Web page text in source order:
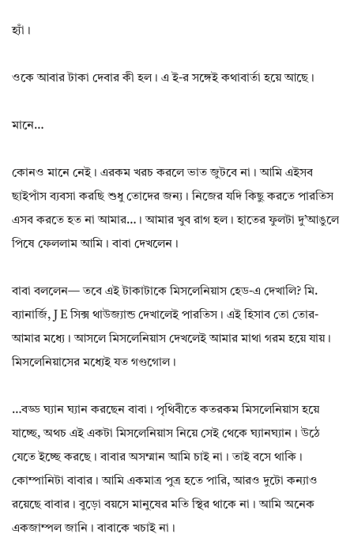
হ্যাঁ।
ওকে আবার টাকা দেবার কী হল। এ ই-র সঙ্গেই কথাবার্তা হয়ে আছে।
মানে…
কোনও মানে নেই। এরকম খরচ করলে ভাত জুটবে না। আমি এইসব
ছাইপাঁস ব্যবসা করছি শুধু তোদের জন্য। নিজের যদি কিছু করতে পারতিস
এসব করতে হত না আমার…। আমার খুব রাগ হল। হাতের ফুলটা দু’আঙুলে
পিষে ফেললাম আমি। বাবা দেখলেন।
বাবা বললেন— তবে এই টাকাটাকে মিসলেনিয়াস হেড-এ দেখালি? মি.
ব্যানার্জি, J E সিক্স থাউজ্যান্ড দেখালেই পারতিস। এই হিসাব তো তোর-
আমার মধ্যে। আসলে মিসলেনিয়াস দেখলেই আমার মাথা গরম হয়ে যায়।
মিসলেনিয়াসের মধ্যেই যত গণ্ডগোল।
…বড্ড ঘ্যান ঘ্যান করছেন বাবা। পৃথিবীতে কতরকম মিসলেনিয়াস হয়ে
যাচ্ছে, অথচ এই একটা মিসলেনিয়াস নিয়ে সেই থেকে ঘ্যানঘ্যান। উঠে
যেতে ইচ্ছে করছে। বাবার অসম্মান আমি চাই না। তাই বসে থাকি।
কোম্পানিটা বাবার। আমি একমাত্র পুত্র হতে পারি, আরও দুটো কন্যাও
রয়েছে বাবার। বুড়ো বয়সে মানুষের মতি স্থির থাকে না। আমি অনেক
একজাম্পল জানি। বাবাকে খচাই না।